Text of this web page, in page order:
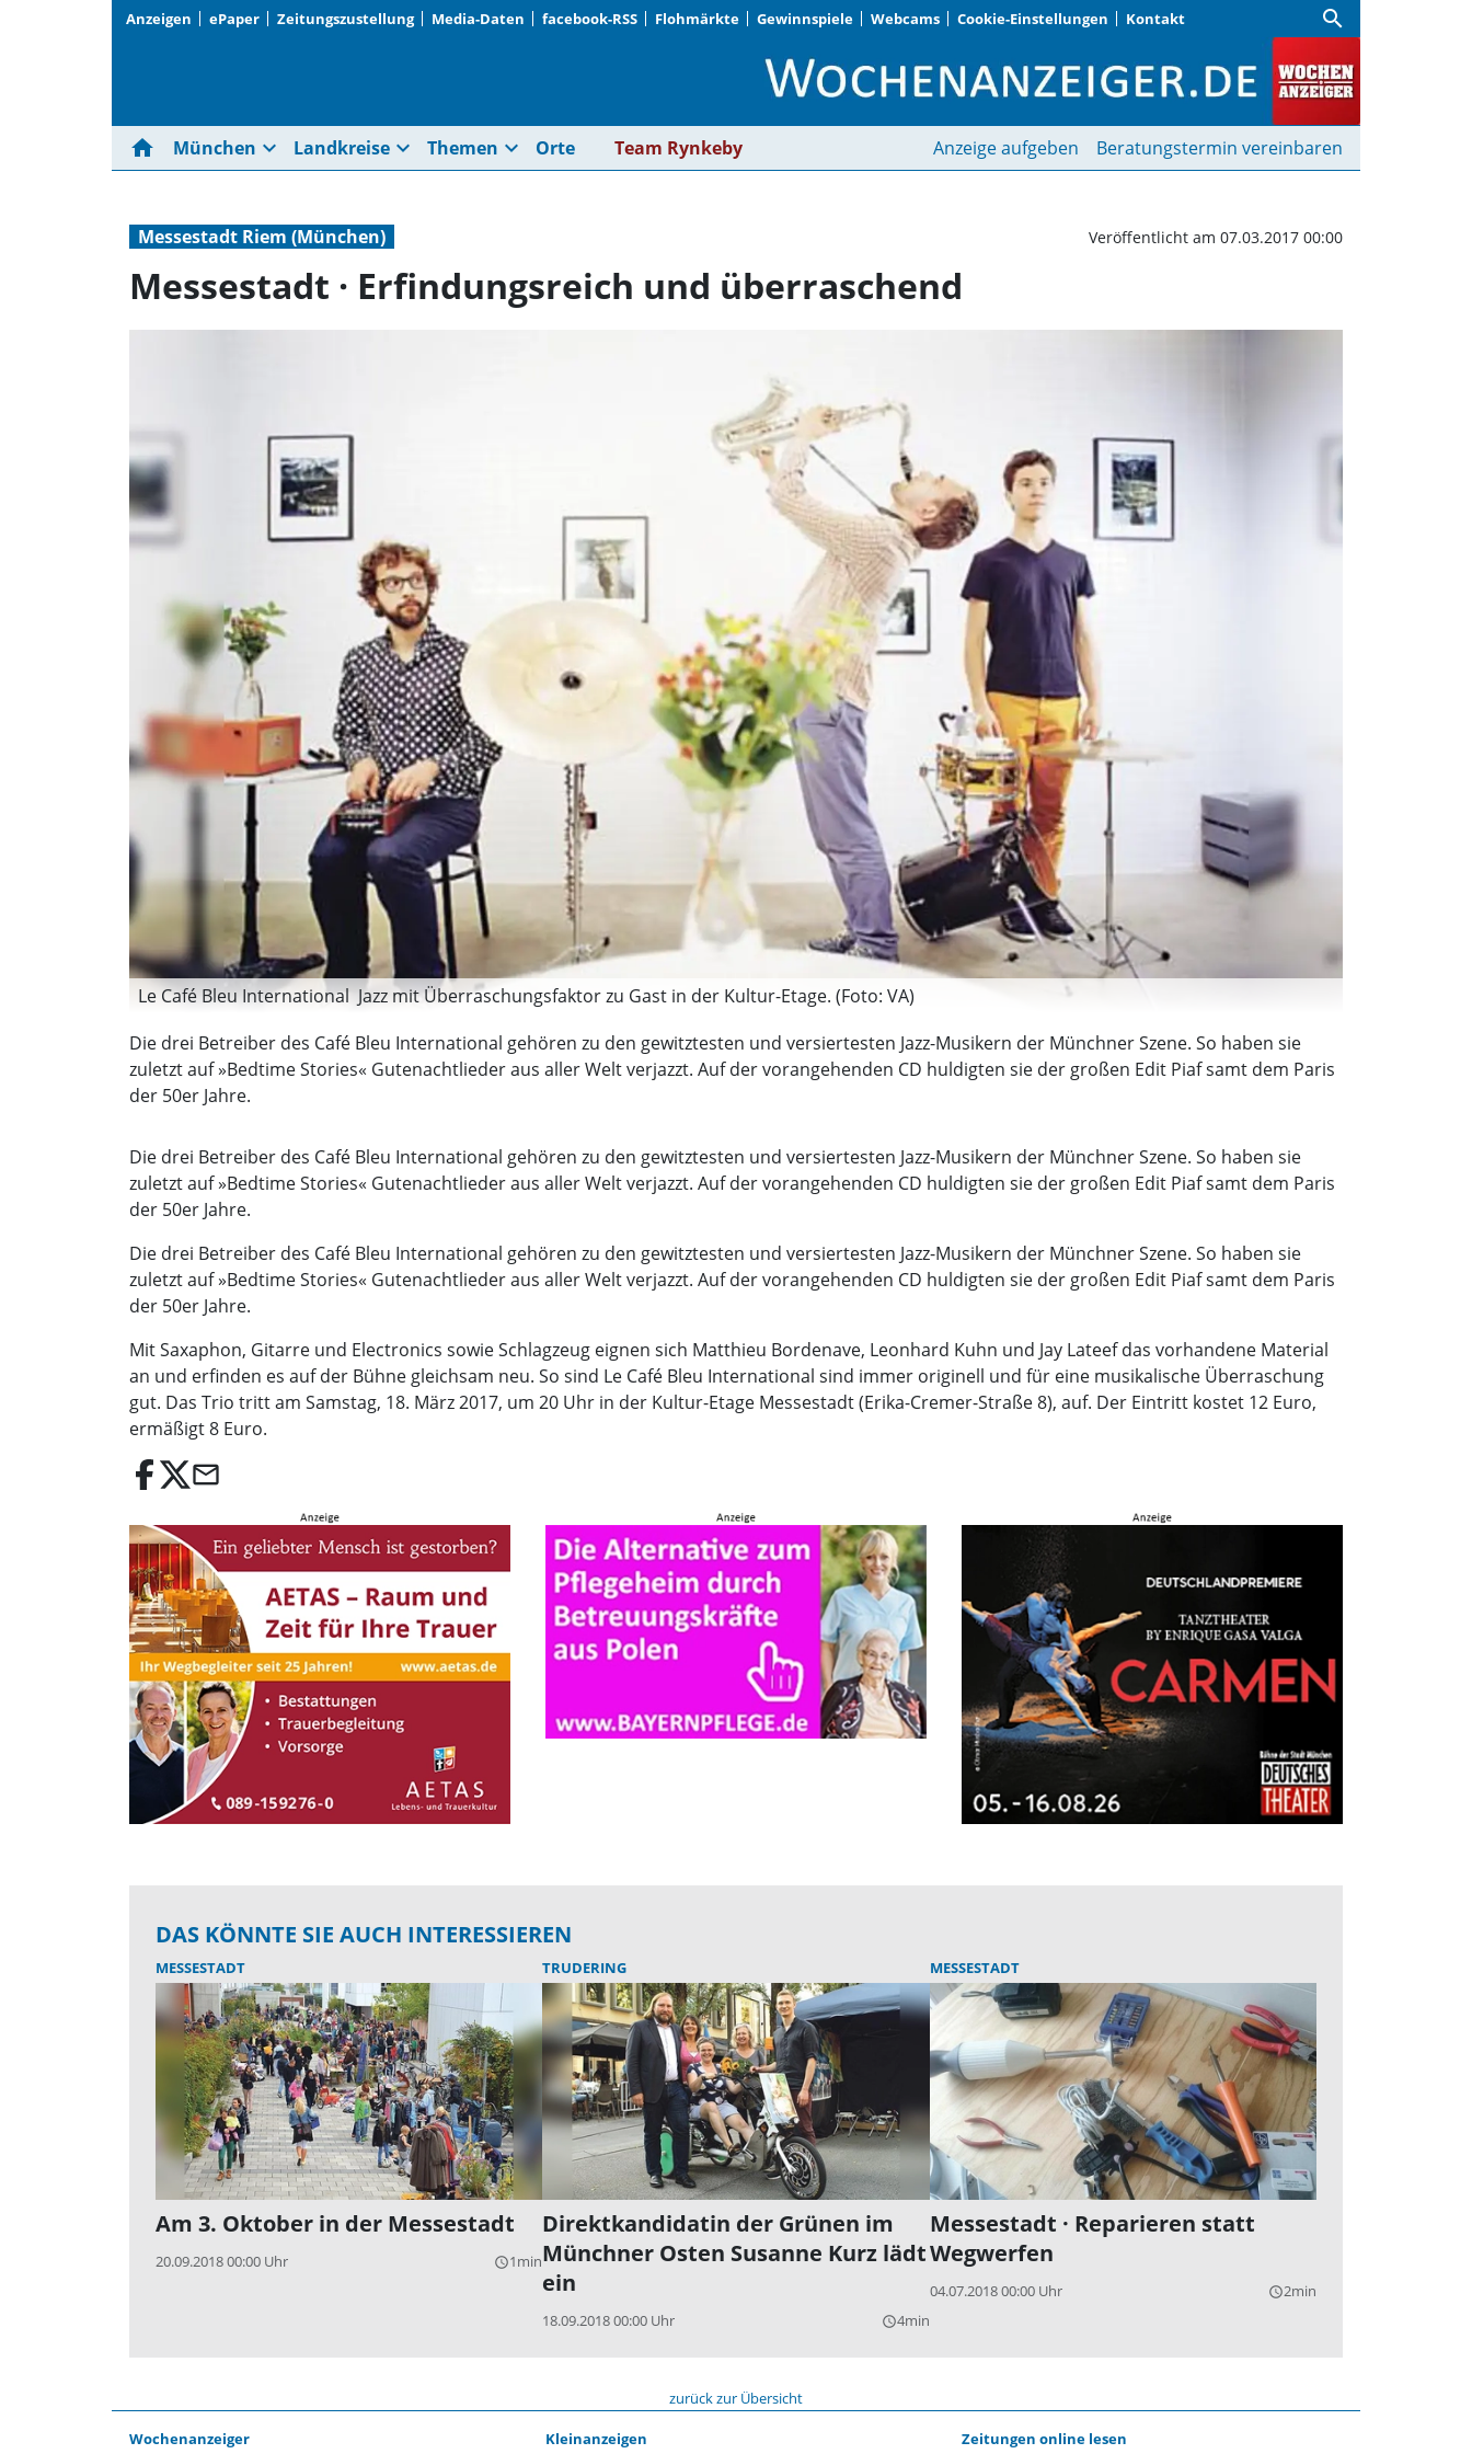
Anzeigen ePaper Zeitungszustellung Media-Daten facebook-RSS Flohmärkte Gewinnspiele Webcams Cookie-Einstellungen Kontakt search
Messestadt · Erfindungsreich und
home München expand_more Landkreise expand_more Themen expand_more Orte Team Rynkeby Anzeige aufgeben Beratungstermin vereinbaren
Messestadt Riem (München) Veröffentlicht am 07.03.2017 00:00
Messestadt · Erfindungsreich und überraschend
Le Café Bleu International  Jazz mit Überraschungsfaktor zu Gast in der Kultur-Etage. (Foto: VA)
Die drei Betreiber des Café Bleu International gehören zu den gewitztesten und versiertesten Jazz-Musikern der Münchner Szene. So haben sie
zuletzt auf »Bedtime Stories« Gutenachtlieder aus aller Welt verjazzt. Auf der vorangehenden CD huldigten sie der großen Edit Piaf samt dem Paris
der 50er Jahre.
Die drei Betreiber des Café Bleu International gehören zu den gewitztesten und versiertesten Jazz-Musikern der Münchner Szene. So haben sie
zuletzt auf »Bedtime Stories« Gutenachtlieder aus aller Welt verjazzt. Auf der vorangehenden CD huldigten sie der großen Edit Piaf samt dem Paris
der 50er Jahre.
Die drei Betreiber des Café Bleu International gehören zu den gewitztesten und versiertesten Jazz-Musikern der Münchner Szene. So haben sie
zuletzt auf »Bedtime Stories« Gutenachtlieder aus aller Welt verjazzt. Auf der vorangehenden CD huldigten sie der großen Edit Piaf samt dem Paris
der 50er Jahre.
Mit Saxaphon, Gitarre und Electronics sowie Schlagzeug eignen sich Matthieu Bordenave, Leonhard Kuhn und Jay Lateef das vorhandene Material
an und erfinden es auf der Bühne gleichsam neu. So sind Le Café Bleu International sind immer originell und für eine musikalische Überraschung
gut. Das Trio tritt am Samstag, 18. März 2017, um 20 Uhr in der Kultur-Etage Messestadt (Erika-Cremer-Straße 8), auf. Der Eintritt kostet 12 Euro,
ermäßigt 8 Euro.
email
DAS KÖNNTE SIE AUCH INTERESSIEREN
MESSESTADT
Am 3. Oktober in der Messestadt
20.09.2018 00:00 Uhr query_builder1min
TRUDERING
Direktkandidatin der Grünen im
Münchner Osten Susanne Kurz lädt
ein
18.09.2018 00:00 Uhr query_builder4min
MESSESTADT
Messestadt · Reparieren statt
Wegwerfen
04.07.2018 00:00 Uhr query_builder2min
zurück zur Übersicht
Wochenanzeiger Kleinanzeigen Zeitungen online lesen